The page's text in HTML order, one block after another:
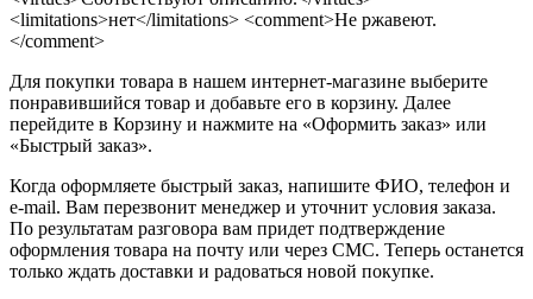
<limitations>нет</limitations> <comment>Не ржавеют.
</comment>
Для покупки товара в нашем интернет-магазине выберите
понравившийся товар и добавьте его в корзину. Далее
перейдите в Корзину и нажмите на «Оформить заказ» или
«Быстрый заказ».
Когда оформляете быстрый заказ, напишите ФИО, телефон и
e-mail. Вам перезвонит менеджер и уточнит условия заказа.
По результатам разговора вам придет подтверждение
оформления товара на почту или через СМС. Теперь останется
только ждать доставки и радоваться новой покупке.